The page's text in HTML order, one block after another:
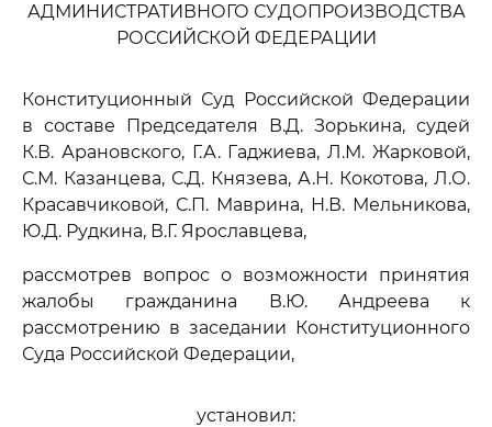
АДМИНИСТРАТИВНОГО СУДОПРОИЗВОДСТВА
РОССИЙСКОЙ ФЕДЕРАЦИИ
Конституционный Суд Российской Федерации
в составе Председателя В.Д. Зорькина, судей
К.В. Арановского, Г.А. Гаджиева, Л.М. Жарковой,
С.М. Казанцева, С.Д. Князева, А.Н. Кокотова, Л.О.
Красавчиковой, С.П. Маврина, Н.В. Мельникова,
Ю.Д. Рудкина, В.Г. Ярославцева,
рассмотрев вопрос о возможности принятия
жалобы гражданина В.Ю. Андреева к
рассмотрению в заседании Конституционного
Суда Российской Федерации,
установил: